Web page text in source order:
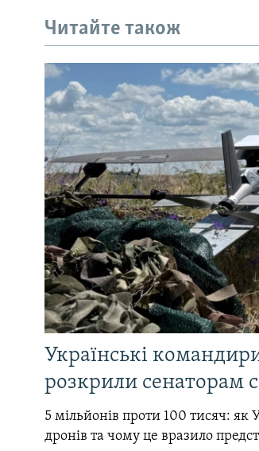
Читайте також
Українські
розкрили сенаторам
5 мільйонів проти 100 тисяч: як
дронів та чому це вразило